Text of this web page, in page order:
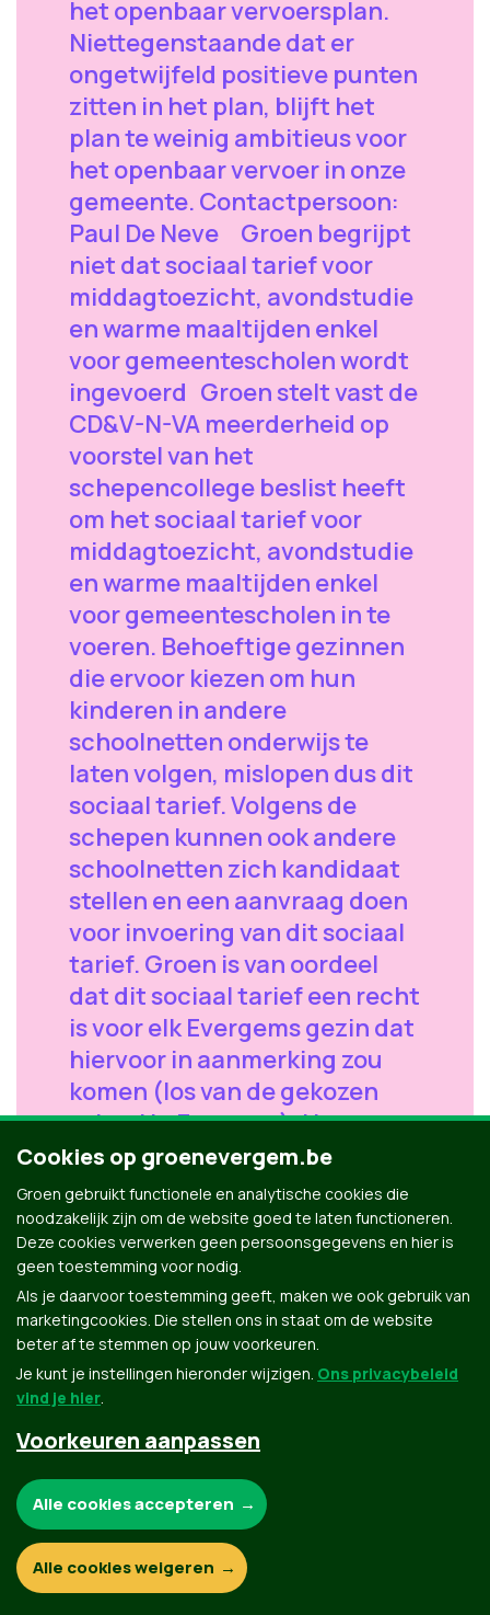
Cookies op groenevergem.be
Groen gebruikt functionele en analytische cookies die
noodzakelijk zijn om de website goed te laten functioneren.
Deze cookies verwerken geen persoonsgegevens en hier is
geen toestemming voor nodig.
Als je daarvoor toestemming geeft, maken we ook gebruik van
marketingcookies. Die stellen ons in staat om de website
beter af te stemmen op jouw voorkeuren.
Je kunt je instellingen hieronder wijzigen. Ons privacybeleid
vind je hier.
Voorkeuren aanpassen
Functionele en analytische cookies:
Alle cookies accepteren
Alle cookies weigeren